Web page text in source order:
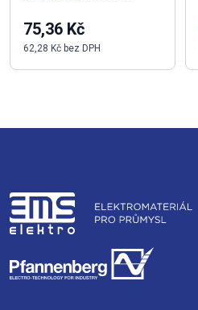
75,36 Kč
62,28 Kč bez DPH